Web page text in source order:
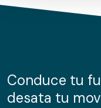
de cookies.
información sobre el
nuestros partners
Conduce tu
desata tu